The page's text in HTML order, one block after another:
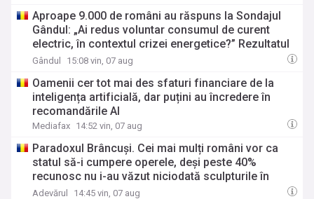
Aproape 9.000 de români au răspuns la Sondajul
Gândul: „Ai redus voluntar consumul de curent
electric, în contextul crizei energetice?” Rezultatul
a fost o surpriză
Gândul 15:08 vin, 07 aug
Oamenii cer tot mai des sfaturi financiare de la
inteligența artificială, dar puțini au încredere în
recomandările AI
Mediafax 14:52 vin, 07 aug
Paradoxul Brâncuși. Cei mai mulți români vor ca
statul să-i cumpere operele, deşi peste 40%
recunosc nu i-au văzut niciodată sculpturile în
realitate
Adevărul 14:45 vin, 07 aug